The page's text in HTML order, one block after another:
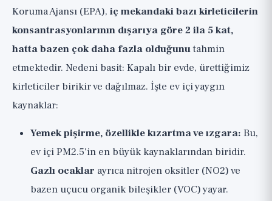
Koruma Ajansı (EPA), iç mekandaki bazı kirleticilerin
konsantrasyonlarının dışarıya göre 2 ila 5 kat,
hatta bazen çok daha fazla olduğunutahmin
etmektedir. Nedeni basit: Kapalı bir evde, ürettiğimiz
kirleticiler birikir ve dağılmaz. İşte ev içi yaygın
kaynaklar:
Yemek pişirme, özellikle kızartma ve ızgara: Bu,
ev içi PM2.5'in en büyük kaynaklarından biridir.
Gazlı ocaklar ayrıca nitrojen oksitler (NO2) ve
bazen uçucu organik bileşikler (VOC) yayar.